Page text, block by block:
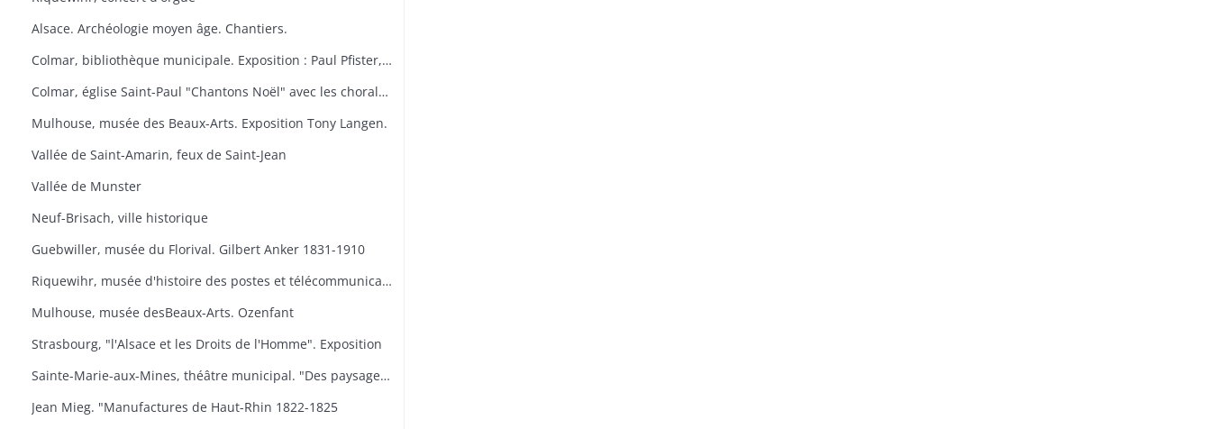
Alsace. Archéologie moyen âge. Chantiers.
Colmar, bibliothèque municipale. Exposition : Paul Pfister, ex-libris e travaux littéraires.
Colmar, église Saint-Paul "Chantons Noël" avec les chorales "A Cœur Joie" de Colmar, la cantilene, la chanterie de l'école nationale de musique et les chorales scolaires d'Ingersheim.
Mulhouse, musée des Beaux-Arts. Exposition Tony Langen.
Vallée de Saint-Amarin, feux de Saint-Jean
Vallée de Munster
Neuf-Brisach, ville historique
Guebwiller, musée du Florival. Gilbert Anker 1831-1910
Riquewihr, musée d'histoire des postes et télécommunications, dernières acquisitions
Mulhouse, musée desBeaux-Arts. Ozenfant
Strasbourg, "l'Alsace et les Droits de l'Homme". Exposition
Sainte-Marie-aux-Mines, théâtre municipal. "Des paysages, des hommes, des traditions
Jean Mieg. "Manufactures de Haut-Rhin 1822-1825